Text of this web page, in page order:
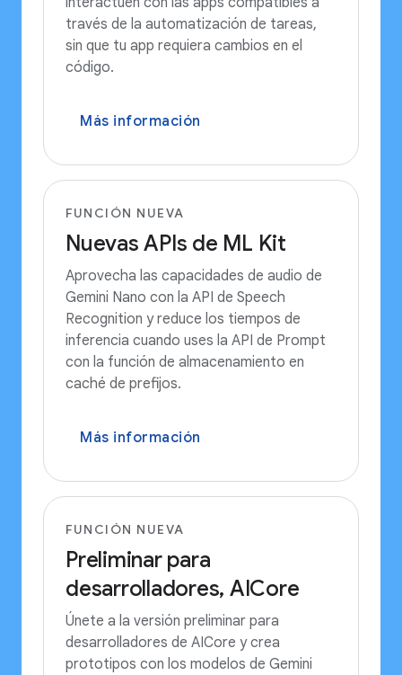
través de la automatización de tareas,
sin que tu app requiera cambios en el
código.
Más información
FUNCIÓN NUEVA
Nuevas APIs de ML Kit
Aprovecha las capacidades de audio de
Gemini Nano con la API de Speech
Recognition y reduce los tiempos de
inferencia cuando uses la API de Prompt
con la función de almacenamiento en
caché de prefijos.
Más información
FUNCIÓN NUEVA
Preliminar para
desarrolladores, AICore
Únete a la versión preliminar para
desarrolladores de AICore y crea
prototipos con los modelos de Gemini